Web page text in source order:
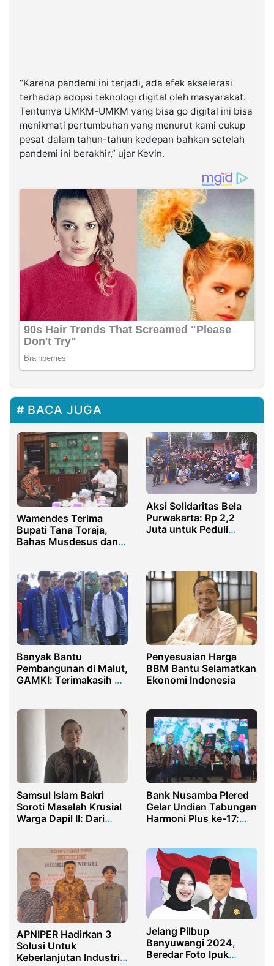
“Karena pandemi ini terjadi, ada efek akselerasi
terhadap adopsi teknologi digital oleh masyarakat.
Tentunya UMKM-UMKM yang bisa go digital ini bisa
menikmati pertumbuhan yang menurut kami cukup
pesat dalam tahun-tahun kedepan bahkan setelah
pandemi ini berakhir,” ujar Kevin.
BACA JUGA
Wamendes Terima
Bupati Tana Toraja,
Bahas Musdesus dan
Aksi Solidaritas Bela
Purwakarta: Rp 2,2
Juta untuk Peduli
Banyak Bantu
Pembangunan di Malut,
GAMKI: Terimakasih PT
Penyesuaian Harga
BBM Bantu Selamatkan
Ekonomi Indonesia
Samsul Islam Bakri
Soroti Masalah Krusial
Warga Dapil II: Dari
Bank Nusamba Plered
Gelar Undian Tabungan
Harmoni Plus ke-17:
APNIPER Hadirkan 3
Solusi Untuk
Keberlanjutan Industri
Jelang Pilbup
Banyuwangi 2024,
Beredar Foto Ipuk